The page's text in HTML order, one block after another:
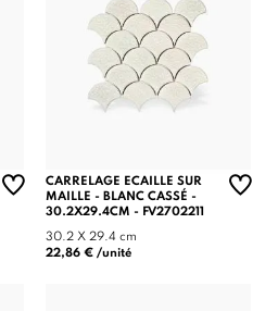
CARRELAGE ECAILLE SUR
MAILLE - BLANC CASSÉ -
30.2X29.4CM - FV2702211
30.2 X 29.4 cm
22,86 € /unité